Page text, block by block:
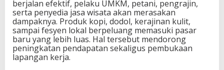
berjalan efektif, pelaku UMKM, petani, pengrajin,
serta penyedia jasa wisata akan merasakan
dampaknya. Produk kopi, dodol, kerajinan kulit,
sampai fesyen lokal berpeluang memasuki pasar
baru yang lebih luas. Hal tersebut mendorong
peningkatan pendapatan sekaligus pembukaan
lapangan kerja.